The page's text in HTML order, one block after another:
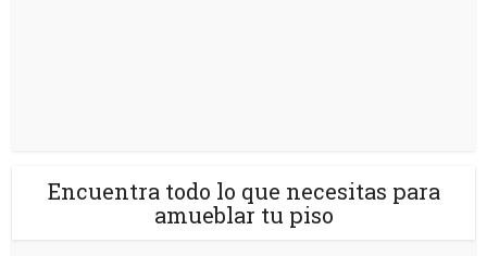
Encuentra todo lo que necesitas para
amueblar tu piso